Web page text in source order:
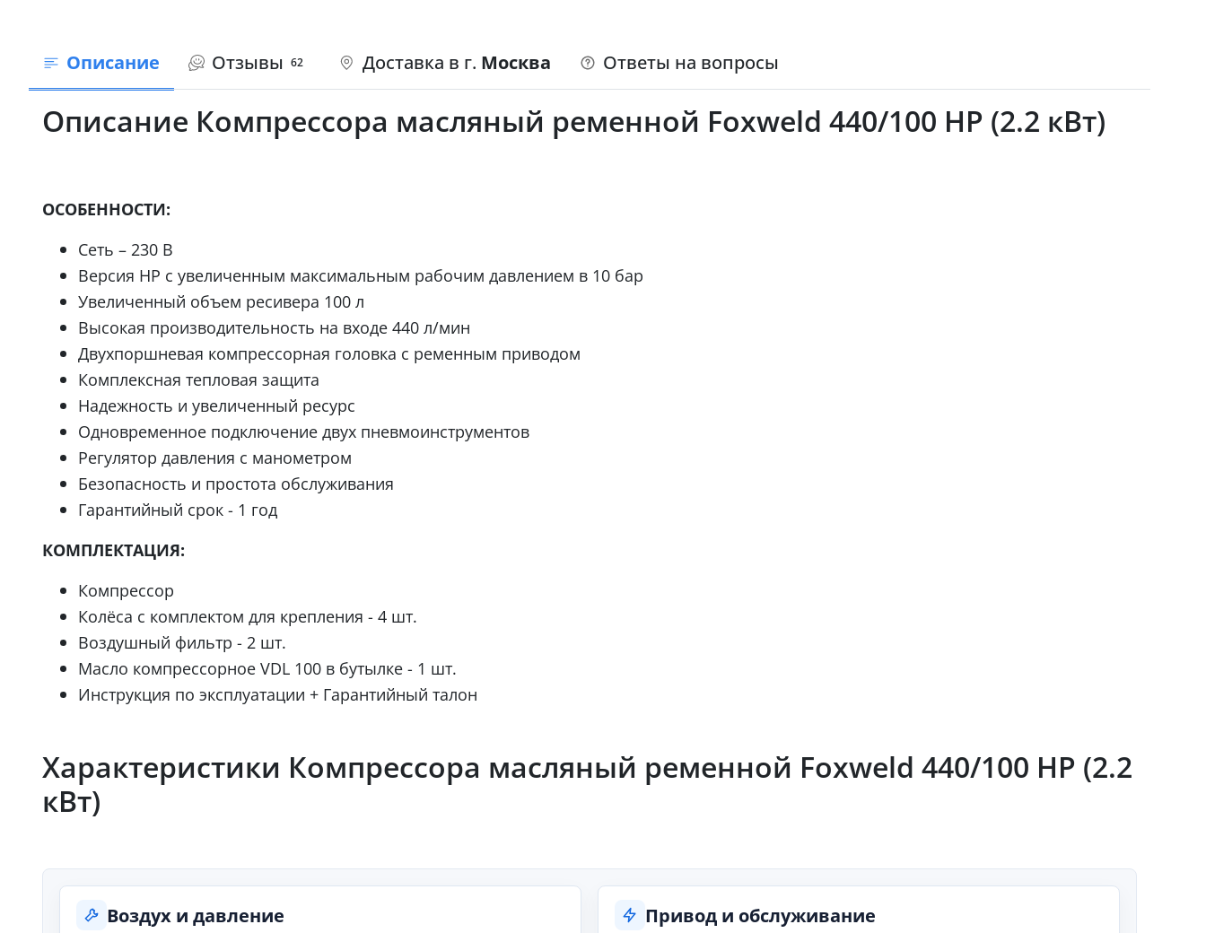
Описание Отзывы 62 Доставка в г. Москва Ответы на вопросы
Описание Компрессора масляный ременной Foxweld 440/100 HP (2.2 кВт)
ОСОБЕННОСТИ:
Сеть – 230 В
Версия HP с увеличенным максимальным рабочим давлением в 10 бар
Увеличенный объем ресивера 100 л
Высокая производительность на входе 440 л/мин
Двухпоршневая компрессорная головка с ременным приводом
Комплексная тепловая защита
Надежность и увеличенный ресурс
Одновременное подключение двух пневмоинструментов
Регулятор давления с манометром
Безопасность и простота обслуживания
Гарантийный срок - 1 год
КОМПЛЕКТАЦИЯ:
Компрессор
Колёса с комплектом для крепления - 4 шт.
Воздушный фильтр - 2 шт.
Масло компрессорное VDL 100 в бутылке - 1 шт.
Инструкция по эксплуатации + Гарантийный талон
Характеристики Компрессора масляный ременной Foxweld 440/100 HP (2.2
кВт)
Воздух и давление Привод и обслуживание